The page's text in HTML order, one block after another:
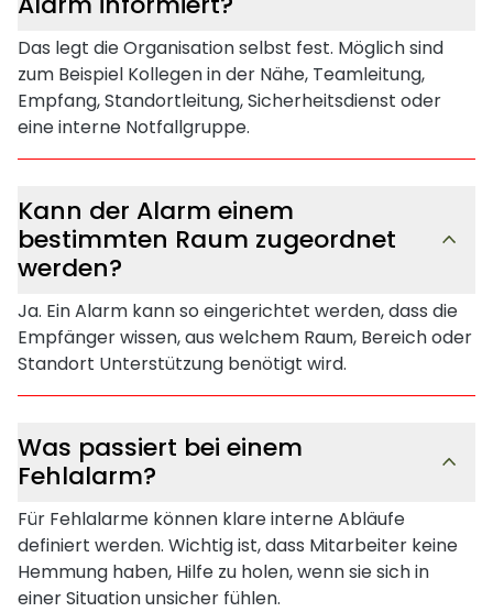
Das legt die Organisation selbst fest. Möglich sind
zum Beispiel Kollegen in der Nähe, Teamleitung,
Empfang, Standortleitung, Sicherheitsdienst oder
eine interne Notfallgruppe.
Kann der Alarm einem
bestimmten Raum zugeordnet
werden?
Ja. Ein Alarm kann so eingerichtet werden, dass die
Empfänger wissen, aus welchem Raum, Bereich oder
Standort Unterstützung benötigt wird.
Was passiert bei einem
Fehlalarm?
Für Fehlalarme können klare interne Abläufe
definiert werden. Wichtig ist, dass Mitarbeiter keine
Hemmung haben, Hilfe zu holen, wenn sie sich in
einer Situation unsicher fühlen.